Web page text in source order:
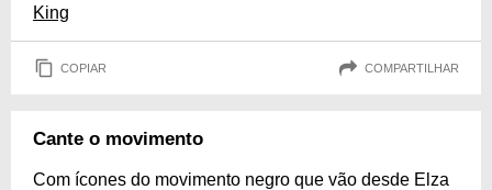
King
COPIAR COMPARTILHAR
Cante o movimento
Com ícones do movimento negro que vão desde Elza